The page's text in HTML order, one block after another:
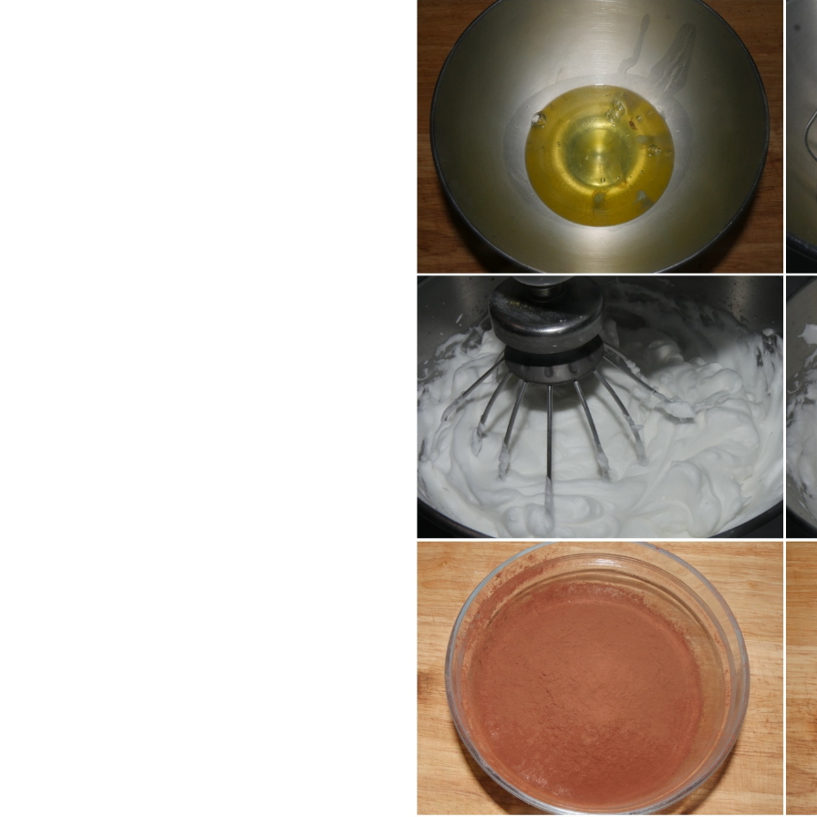
Nel frattempo montate gli albumi a neve ben
Unite in una ciotola cacao, zucchero e nocciole e